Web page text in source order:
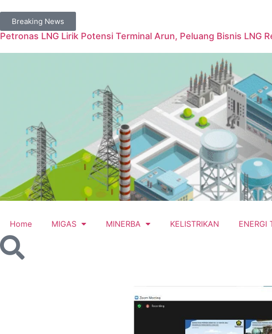
Breaking News
Petronas LNG Lirik Potensi Terminal Arun, Peluang Bisnis LNG
Home MIGAS MINERBA KELISTRIKAN ENERGI